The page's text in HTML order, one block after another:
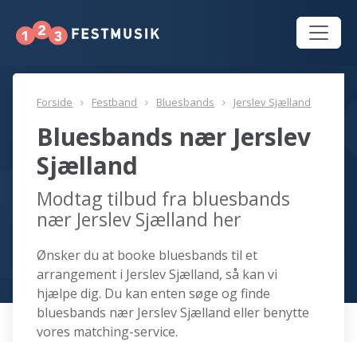
Forside Festband Bluesbands Jerslev Sjælland
Bluesbands nær Jerslev
Sjælland
Modtag tilbud fra bluesbands
nær Jerslev Sjælland her
Ønsker du at booke bluesbands til et
arrangement i Jerslev Sjælland, så kan vi
hjælpe dig. Du kan enten søge og finde
bluesbands nær Jerslev Sjælland eller benytte
vores matching-service.